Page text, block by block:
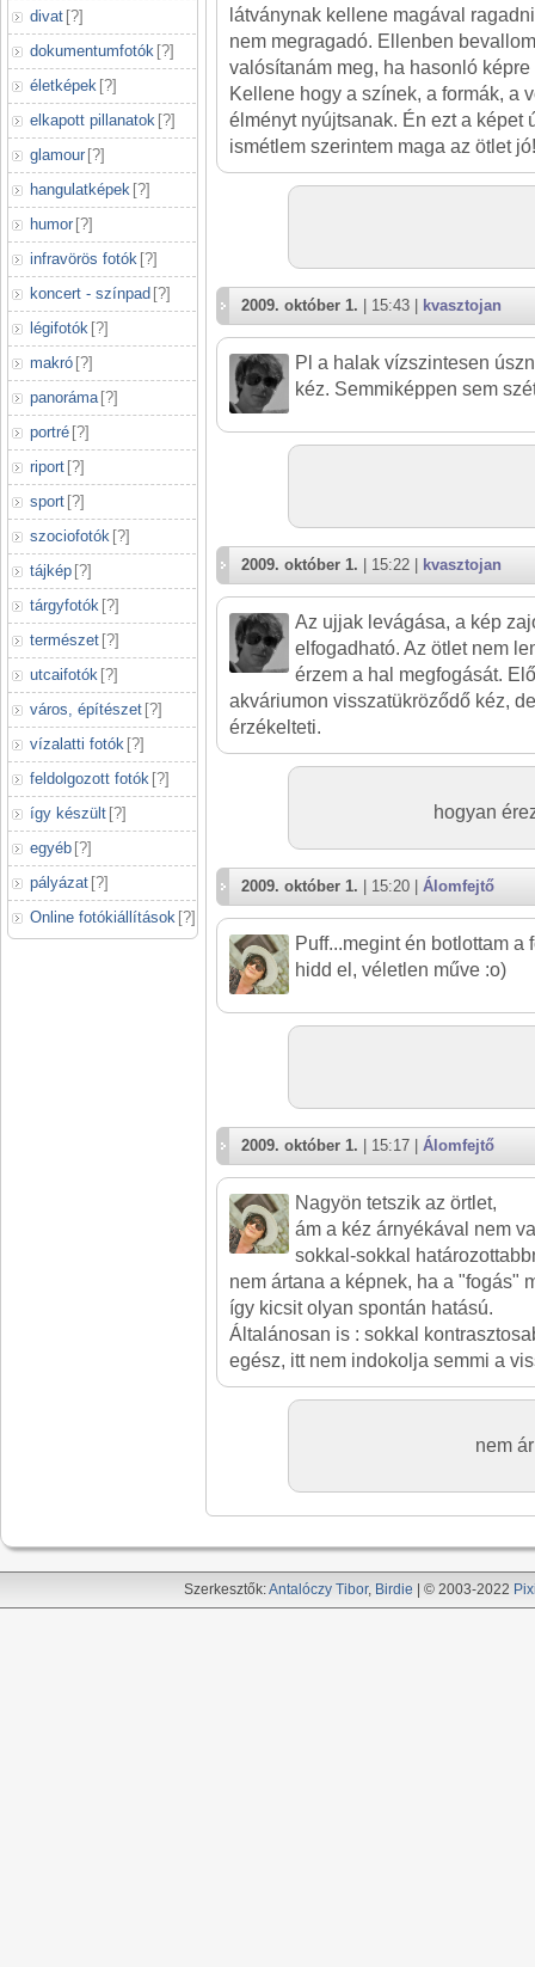
divat [?]
dokumentumfotók [?]
életképek [?]
elkapott pillanatok [?]
glamour [?]
hangulatképek [?]
humor [?]
infravörös fotók [?]
koncert - színpad [?]
légifotók [?]
makró [?]
panoráma [?]
portré [?]
riport [?]
sport [?]
szociofotók [?]
tájkép [?]
tárgyfotók [?]
természet [?]
utcaifotók [?]
város, építészet [?]
vízalatti fotók [?]
feldolgozott fotók [?]
így készült [?]
egyéb [?]
pályázat [?]
Online fotókiállítások [?]
látványnak kellene magával
nem megragadó. Ellenben
valósítanám meg, ha hasonló
Kellene hogy a színek, a formák, a
élményt nyújtsanak. Én ezt a képet
ismétlem szerintem maga az ötlet
2009. október 1. | 15:43 | kvasztojan
Pl a halak vízszintesen
kéz. Semmiképpen sem
2009. október 1. | 15:22 | kvasztojan
Az ujjak levágása, a kép
elfogadható. Az ötlet nem
érzem a hal megfogását.
akváriumon visszatükröződő kéz,
érzékelteti.
hogyan
2009. október 1. | 15:20 | Álomfejtő
Puff...megint én botlottam a
hidd el, véletlen műve :o)
2009. október 1. | 15:17 | Álomfejtő
Nagyön tetszik az örtlet,
ám a kéz árnyékával nem
sokkal-sokkal
nem ártana a képnek, ha a "fogás"
így kicsit olyan spontán hatású.
Általánosan is : sokkal
egész, itt nem indokolja semmi a
nem
Szerkesztők:Antalóczy Tibor, Birdie | © 2003-2022